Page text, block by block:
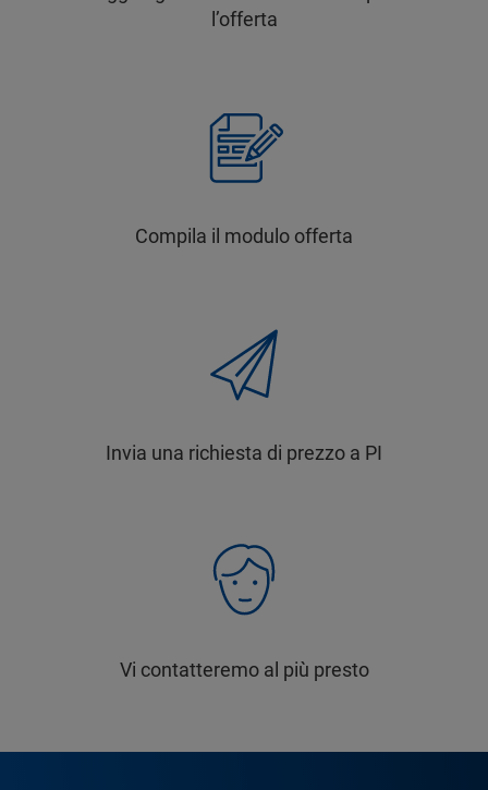
l’offerta
Compila il modulo offerta
Invia una richiesta di prezzo a PI
Vi contatteremo al più presto